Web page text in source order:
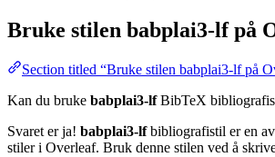
Bruke stilen babplai3-lfpå
Section titled “Bruke stilen babplai3-lf på
Kan du bruke babplai3-lfBibTeX
Svaret er ja! babplai3-lfbibliografistil er en
stiler i Overleaf. Bruk denne stilen ved å